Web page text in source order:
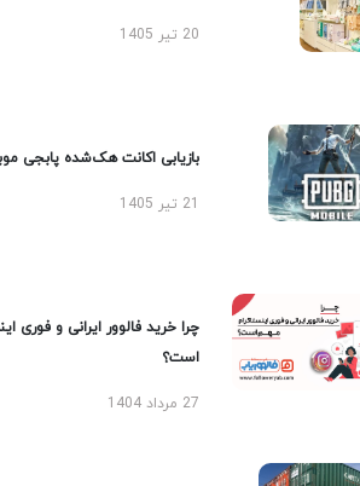
20 تیر 1405
بازیابی اکانت هک‌شده پابجی
چرا خرید فالوور ایرانی و فوری
است؟
27 مرداد 1404